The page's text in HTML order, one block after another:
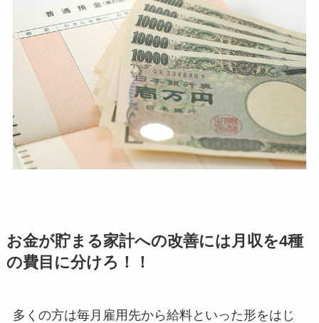
お金が貯まる家計への改善には月収を4種
の費目に分けろ！！
多くの方は毎月雇用先から給料といった形をはじ